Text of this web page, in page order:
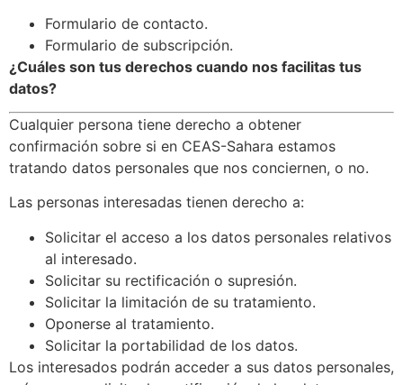
Formulario de contacto.
Formulario de subscripción.
¿Cuáles son tus derechos cuando nos facilitas tus
datos?
Cualquier persona tiene derecho a obtener
confirmación sobre si en CEAS-Sahara estamos
tratando datos personales que nos conciernen, o no.
Las personas interesadas tienen derecho a:
Solicitar el acceso a los datos personales relativos
al interesado.
Solicitar su rectificación o supresión.
Solicitar la limitación de su tratamiento.
Oponerse al tratamiento.
Solicitar la portabilidad de los datos.
Los interesados podrán acceder a sus datos personales,